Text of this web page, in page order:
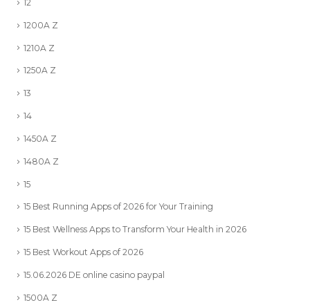
12
1200A Z
1210A Z
1250A Z
13
14
1450A Z
1480A Z
15
15 Best Running Apps of 2026 for Your Training
15 Best Wellness Apps to Transform Your Health in 2026
15 Best Workout Apps of 2026
15.06.2026 DE online casino paypal
1500A Z